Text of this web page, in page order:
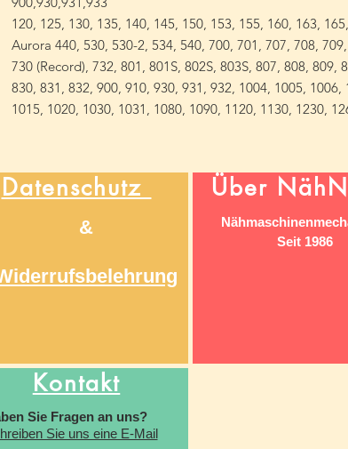
120, 125, 130, 135, 140, 145, 150, 153, 155, 160, 163,
Aurora 440, 530, 530-2, 534, 540, 700, 701, 707, 708,
730 (Record), 732, 801, 801S, 802S, 803S, 807, 808, 809,
830, 831, 832, 900, 910, 930, 931, 932, 1004, 1005, 1006,
1015, 1020, 1030, 1031, 1080, 1090, 1120, 1130, 1230,
Datenschutz
&
Über
Seit 1986
Kontakt
Sie Fragen an uns?
Sie uns eine E-Mail